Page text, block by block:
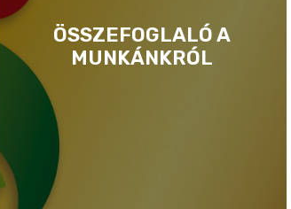
ÖSSZEFOGLALÓ A
MUNKÁNKRÓL